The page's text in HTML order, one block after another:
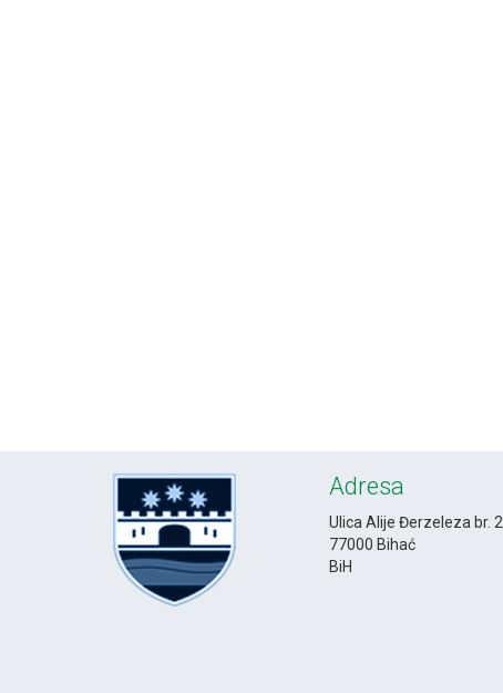
Adresa
Ulica Alije Đerzeleza br. 2
77000 Bihać
BiH